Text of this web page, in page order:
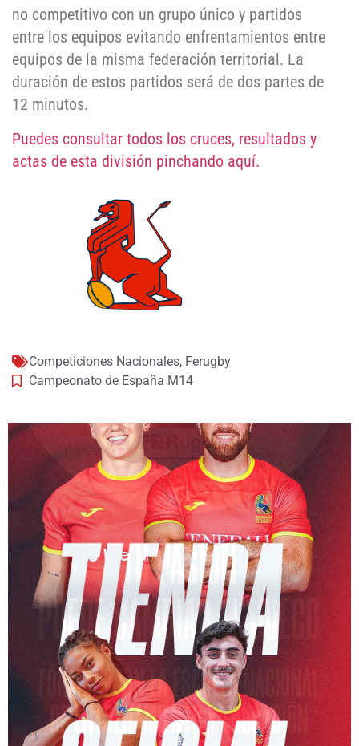
no competitivo con un grupo único y partidos
entre los equipos evitando enfrentamientos entre
equipos de la misma federación territorial. La
duración de estos partidos será de dos partes de
12 minutos.
Puedes consultar todos los cruces, resultados y
actas de esta división pinchando aquí.
Competiciones Nacionales, Ferugby
Campeonato de España M14